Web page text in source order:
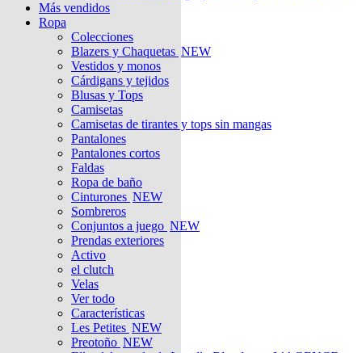
Más vendidos
Ropa
Colecciones
Blazers y Chaquetas NEW
Vestidos y monos
Cárdigans y tejidos
Blusas y Tops
Camisetas
Camisetas de tirantes y tops sin mangas
Pantalones
Pantalones cortos
Faldas
Ropa de baño
Cinturones NEW
Sombreros
Conjuntos a juego NEW
Prendas exteriores
Activo
el clutch
Velas
Ver todo
Características
Les Petites NEW
Preotoño NEW